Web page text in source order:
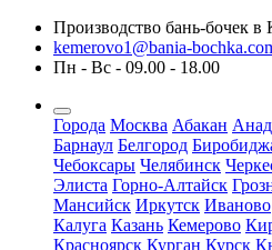
Производство бань-бочек в
kemerovo1@bania-
Пн - Вс - 09.00 - 18.00
Города Москва Абакан
Барнаул Белгород
Чебоксары Челябинск
Элиста Горно-Алтайск
Мансийск Иркутск Иваново
Калуга Казань Кемерово
Красноярск Курган Курск